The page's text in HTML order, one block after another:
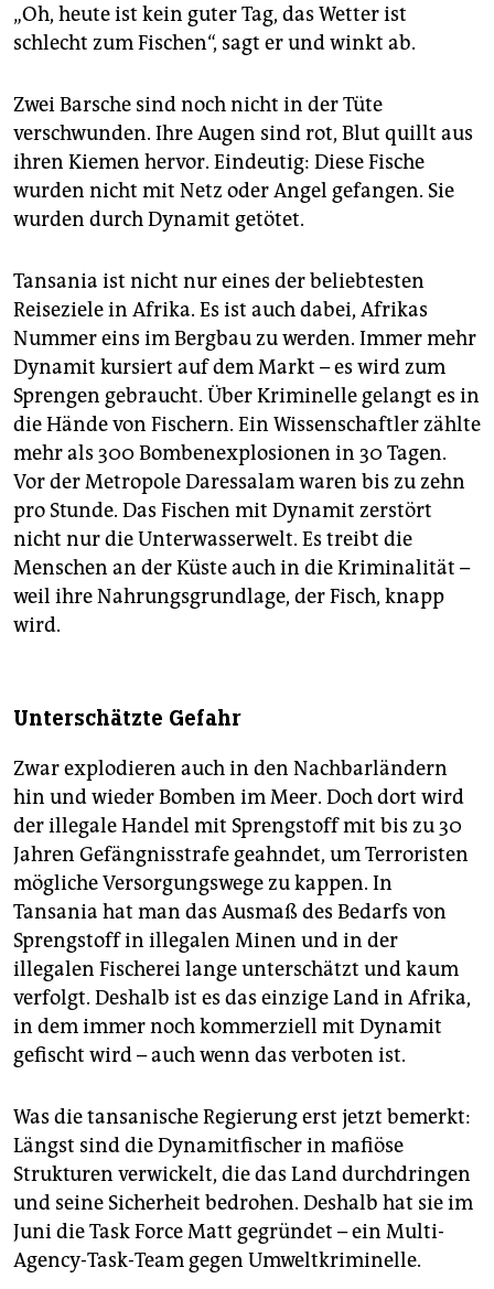
„Oh, heute ist kein guter Tag, das Wetter ist
schlecht zum Fischen“, sagt er und winkt ab.
Zwei Barsche sind noch nicht in der Tüte
verschwunden. Ihre Augen sind rot, Blut quillt aus
ihren Kiemen hervor. Eindeutig: Diese Fische
wurden nicht mit Netz oder Angel gefangen. Sie
wurden durch Dynamit getötet.
Tansania ist nicht nur eines der beliebtesten
Reiseziele in Afrika. Es ist auch dabei, Afrikas
Nummer eins im Bergbau zu werden. Immer mehr
Dynamit kursiert auf dem Markt – es wird zum
Sprengen gebraucht. Über Kriminelle gelangt es in
die Hände von Fischern. Ein Wissenschaftler zählte
mehr als 300 Bombenexplosionen in 30 Tagen.
Vor der Metropole Daressalam waren bis zu zehn
pro Stunde. Das Fischen mit Dynamit zerstört
nicht nur die Unterwasserwelt. Es treibt die
Menschen an der Küste auch in die Kriminalität –
weil ihre Nahrungsgrundlage, der Fisch, knapp
wird.
Unterschätzte Gefahr
Zwar explodieren auch in den Nachbarländern
hin und wieder Bomben im Meer. Doch dort wird
der illegale Handel mit Sprengstoff mit bis zu 30
Jahren Gefängnisstrafe geahndet, um Terroristen
mögliche Versorgungswege zu kappen. In
Tansania hat man das Ausmaß des Bedarfs von
Sprengstoff in illegalen Minen und in der
illegalen Fischerei lange unterschätzt und kaum
verfolgt. Deshalb ist es das einzige Land in Afrika,
in dem immer noch kommerziell mit Dynamit
gefischt wird – auch wenn das verboten ist.
Was die tansanische Regierung erst jetzt bemerkt:
Längst sind die Dynamitfischer in mafiöse
Strukturen verwickelt, die das Land durchdringen
und seine Sicherheit bedrohen. Deshalb hat sie im
Juni die Task Force Matt gegründet – ein Multi-
Agency-Task-Team gegen Umweltkriminelle.